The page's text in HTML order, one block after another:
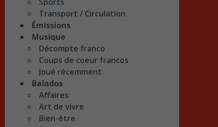
Transport / Circulation
Émissions
Musique
Décompte franco
Coups de coeur francos
Joué récemment
Balados
Affaires
Art de vivre
Bien-être